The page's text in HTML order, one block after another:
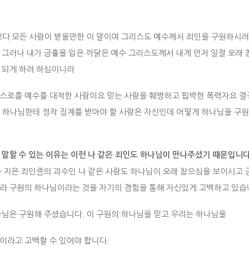
모든 사람이 받을만한 이 말이여 그리스도 예수께서 죄인을 구원하시
러나 내가 긍휼을 입은 까닭은 예수 그리스도께서 내게 먼저 일절 오래
게 하려 하심이니라
로를 예수를 대적한 사람이요 믿는 사람을 훼방하고 핍박한 폭력자요
나님한테 정작 징계를 받아야 할 사람은 자신인데 어떻게 하나님을 구
할 수 있는 이유는 이런 나 같은 죄인도 하나님이 만나주셨기 때문입니
지은 죄인중의 괴수인 나 같은 사람도 하나님이 오래 참으심을 보이시고
구원의 하나님이라는 것을 자기의 경험을 통해 자신있게 고백하고 있습
은 구원해 주셨습니다. 이 구원의 하나님을 믿고 우리는 하나님을
라고 고백할 수 있어야 합니다.